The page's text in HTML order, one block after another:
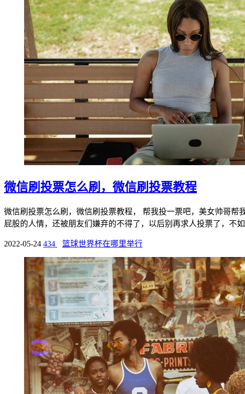
微信刷投票怎么刷，微信刷投票教程
微信刷投票怎么刷，微信刷投票教程， 帮我投一票吧，美女帅哥
屁股的人情，还被朋友们嫌弃的不得了，以后别再求人投票了，不
2022-05-24 434 篮球世界杯在哪里举行